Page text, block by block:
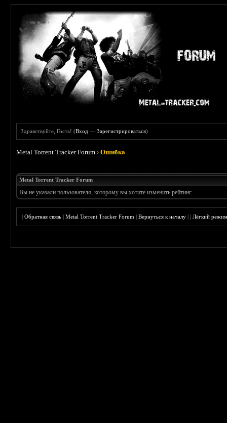
Здравствуйте, Гость! (Вход —Зарегистрироваться)
Metal Torrent Tracker Forum ›Ошибка
Metal Torrent Tracker Forum
Вы не указали пользователя, которому вы хотите изменить рейтинг.
|Обратная связь |Metal Torrent Tracker Forum |Вернуться к началу ||Лёгкий